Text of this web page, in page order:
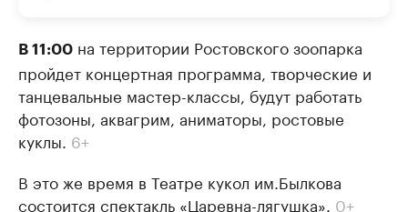
В 11:00 на территории Ростовского зоопарка
пройдет концертная программа, творческие и
танцевальные мастер-классы, будут работать
фотозоны, аквагрим, аниматоры, ростовые
куклы. 6+
В это же время в Театре кукол им.Былкова
состоится спектакль «Царевна-лягушка». 0+